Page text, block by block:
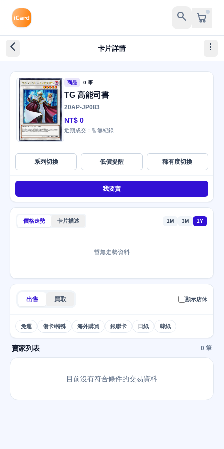
search
arrow_back_ios_new 卡片詳情 more_vert
商品 0 筆
TG 高能司書
20AP-JP083
NT$ 0
近期成交：暫無紀錄
系列切換 低價提醒 稀有度切換
我要賣
價格走勢 卡片描述 1M 3M 1Y
暫無走勢資料
出售 買取 顯示店休
免運 傷卡/特殊 海外購買 銀聯卡 日紙 韓紙
賣家列表 0 筆
目前沒有符合條件的交易資料